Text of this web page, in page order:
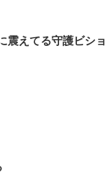
震えてる守護ビショ